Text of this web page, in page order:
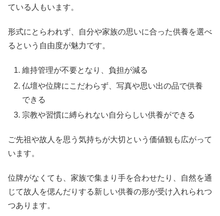
ている人もいます。
形式にとらわれず、自分や家族の思いに合った供養を選べ
るという自由度が魅力です。
維持管理が不要となり、負担が減る
仏壇や位牌にこだわらず、写真や思い出の品で供養
できる
宗教や習慣に縛られない自分らしい供養ができる
ご先祖や故人を思う気持ちが大切という価値観も広がって
います。
位牌がなくても、家族で集まり手を合わせたり、自然を通
じて故人を偲んだりする新しい供養の形が受け入れられつ
つあります。